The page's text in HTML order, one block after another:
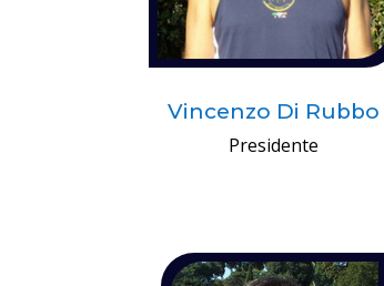
Vincenzo Di Rubbo
Presidente